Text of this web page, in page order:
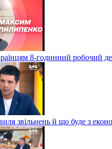
8-годинний робочий
звільнень й що буде з